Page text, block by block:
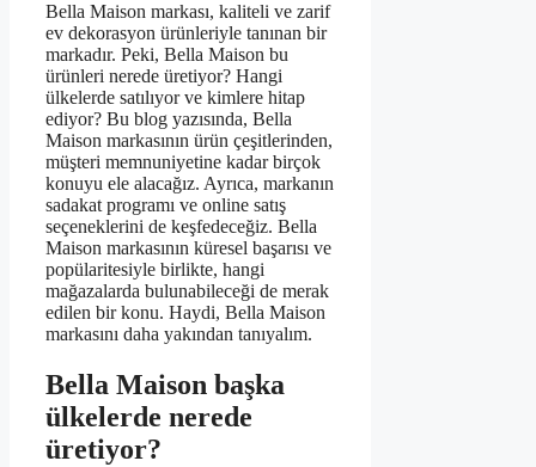
Bella Maison markası, kaliteli ve zarif
ev dekorasyon ürünleriyle tanınan bir
markadır. Peki, Bella Maison bu
ürünleri nerede üretiyor? Hangi
ülkelerde satılıyor ve kimlere hitap
ediyor? Bu blog yazısında, Bella
Maison markasının ürün çeşitlerinden,
müşteri memnuniyetine kadar birçok
konuyu ele alacağız. Ayrıca, markanın
sadakat programı ve online satış
seçeneklerini de keşfedeceğiz. Bella
Maison markasının küresel başarısı ve
popülaritesiyle birlikte, hangi
mağazalarda bulunabileceği de merak
edilen bir konu. Haydi, Bella Maison
markasını daha yakından tanıyalım.
Bella Maison başka
ülkelerde nerede
üretiyor?